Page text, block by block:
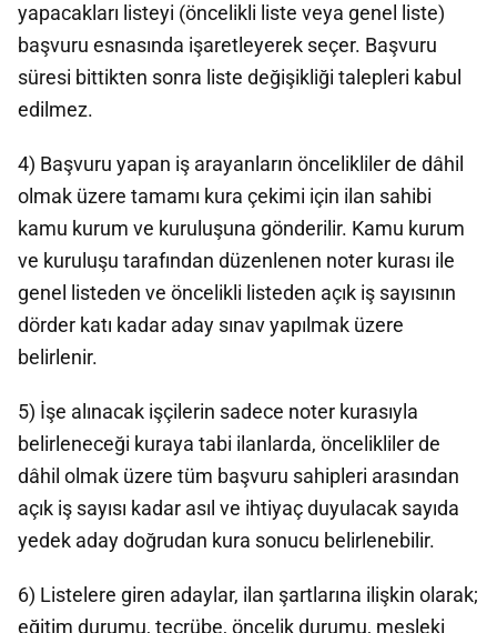
yapacakları listeyi (öncelikli liste veya genel liste)
başvuru esnasında işaretleyerek seçer. Başvuru
süresi bittikten sonra liste değişikliği talepleri kabul
edilmez.
4) Başvuru yapan iş arayanların öncelikliler de dâhil
olmak üzere tamamı kura çekimi için ilan sahibi
kamu kurum ve kuruluşuna gönderilir. Kamu kurum
ve kuruluşu tarafından düzenlenen noter kurası ile
genel listeden ve öncelikli listeden açık iş sayısının
dörder katı kadar aday sınav yapılmak üzere
belirlenir.
5) İşe alınacak işçilerin sadece noter kurasıyla
belirleneceği kuraya tabi ilanlarda, öncelikliler de
dâhil olmak üzere tüm başvuru sahipleri arasından
açık iş sayısı kadar asıl ve ihtiyaç duyulacak sayıda
yedek aday doğrudan kura sonucu belirlenebilir.
6) Listelere giren adaylar, ilan şartlarına ilişkin olarak;
eğitim durumu, tecrübe, öncelik durumu, mesleki